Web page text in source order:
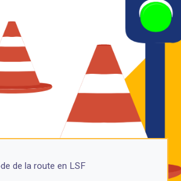
de la route en LSF